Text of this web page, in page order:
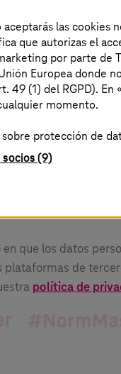
externo
todo el
en que los datos
plataformas de
política de
aceptarás las
que autorizas el
por parte de
Europea donde
49 (1) del RGPD).
momento.
protección de
socios (9)